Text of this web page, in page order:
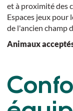
et à proximité des
Espaces jeux pour
de l'ancien champ
Animaux